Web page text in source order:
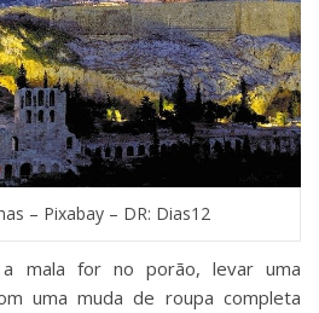
– Pixabay – DR: Dias12
mala for no porão, levar uma
uma muda de roupa completa